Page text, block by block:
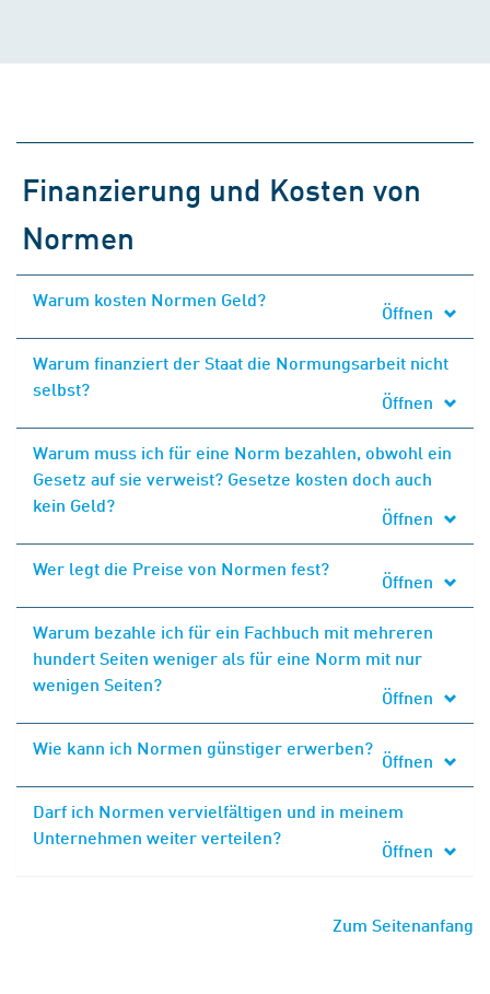
Finanzierung und Kosten von
Normen
Warum kosten Normen Geld?
Öffnen
Warum finanziert der Staat die Normungsarbeit nicht
selbst?
Öffnen
Warum muss ich für eine Norm bezahlen, obwohl ein
Gesetz auf sie verweist? Gesetze kosten doch auch
kein Geld?
Öffnen
Wer legt die Preise von Normen fest?
Öffnen
Warum bezahle ich für ein Fachbuch mit mehreren
hundert Seiten weniger als für eine Norm mit nur
wenigen Seiten?
Öffnen
Wie kann ich Normen günstiger erwerben?
Öffnen
Darf ich Normen vervielfältigen und in meinem
Unternehmen weiter verteilen?
Öffnen
Zum Seitenanfang